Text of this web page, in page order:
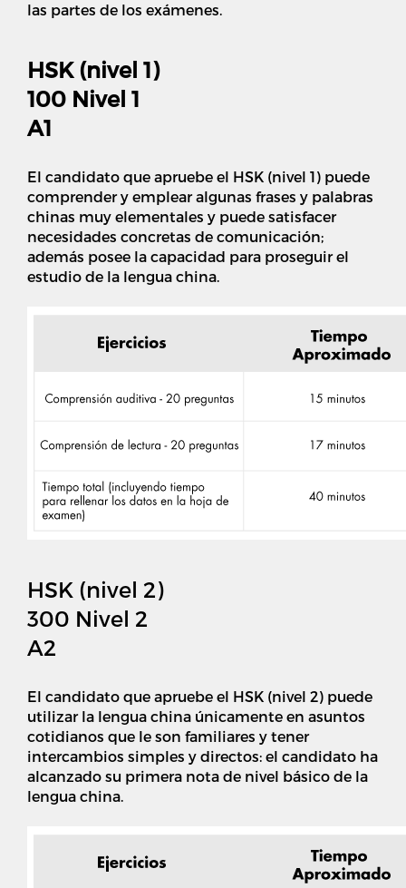
las partes de los exámenes.
HSK (nivel 1)
100 Nivel 1
A1
El candidato que apruebe el HSK (nivel 1) puede
comprender y emplear algunas frases y palabras
chinas muy elementales y puede satisfacer
necesidades concretas de comunicación;
además posee la capacidad para proseguir el
estudio de la lengua china.
HSK (nivel 2)
300 Nivel 2
A2
El candidato que apruebe el HSK (nivel 2) puede
utilizar la lengua china únicamente en asuntos
cotidianos que le son familiares y tener
intercambios simples y directos: el candidato ha
alcanzado su primera nota de nivel básico de la
lengua china.